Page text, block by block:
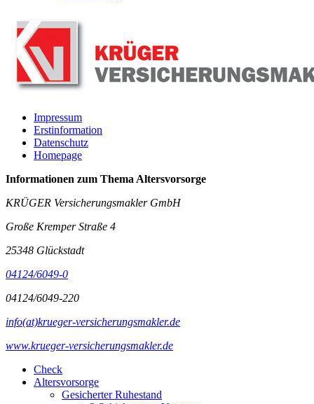
Impressum
Erstinformation
Datenschutz
Homepage
Informationen zum Thema Altersvorsorge
KRÜGER Versicherungsmakler GmbH
Große Kremper Straße 4
25348 Glückstadt
04124/6049-0
04124/6049-220
info(at)krueger-versicherungsmakler.de
www.krueger-versicherungsmakler.de
Check
Altersvorsorge
Gesicherter Ruhestand